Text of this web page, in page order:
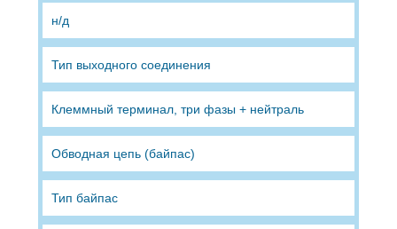
н/д
Тип выходного соединения
Клеммный терминал, три фазы + нейтраль
Обводная цепь (байпас)
Тип байпас